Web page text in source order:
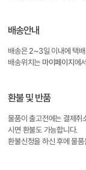
배송안내
배송은 2~3일 이내에 택
배송위치는 마이페이지에
환불 및 반품
물품이 출고전에는 결제취
시면 환불도 가능합니다.
환불신청을 하신 후에 물